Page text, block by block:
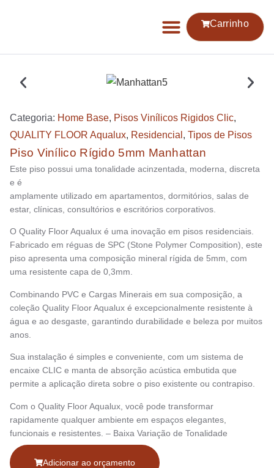
Carrinho
Categoria: Home Base, ⁠Pisos Vinílicos Rigidos Clic,
QUALITY FLOOR Aqualux, Residencial , Tipos de Pisos
Piso Vinílico Rígido 5mm Manhattan
Este piso possui uma tonalidade acinzentada, moderna, discreta
e é
amplamente utilizado em apartamentos, dormitórios, salas de
estar, clínicas, consultórios e escritórios corporativos.
O Quality Floor Aqualux é uma inovação em pisos residenciais.
Fabricado em réguas de SPC (Stone Polymer Composition), este
piso apresenta uma composição mineral rígida de 5mm, com
uma resistente capa de 0,3mm.
Combinando PVC e Cargas Minerais em sua composição, a
coleção Quality Floor Aqualux é excepcionalmente resistente à
água e ao desgaste, garantindo durabilidade e beleza por muitos
anos.
Sua instalação é simples e conveniente, com um sistema de
encaixe CLIC e manta de absorção acústica embutida que
permite a aplicação direta sobre o piso existente ou contrapiso.
Com o Quality Floor Aqualux, você pode transformar
rapidamente qualquer ambiente em espaços elegantes,
funcionais e resistentes. – Baixa Variação de Tonalidade
Adicionar ao orçamento